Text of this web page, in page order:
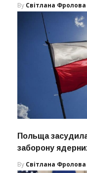
By Світлана Фролова
Польща
заборону
By Світлана Фролова